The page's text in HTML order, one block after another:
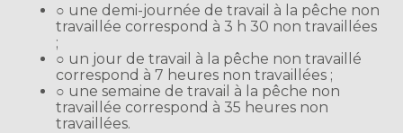
○ une demi-journée de travail à la pêche non
travaillée correspond à 3 h 30 non travaillées
;
○ un jour de travail à la pêche non travaillé
correspond à 7 heures non travaillées ;
○ une semaine de travail à la pêche non
travaillée correspond à 35 heures non
travaillées.